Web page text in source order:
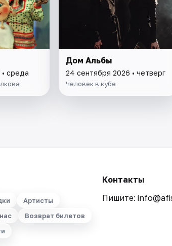
среда
Дом Альбы
24 сентября 2026 • четверг
Человек в кубе
Артисты
Возврат билетов
Контакты
Пишите: